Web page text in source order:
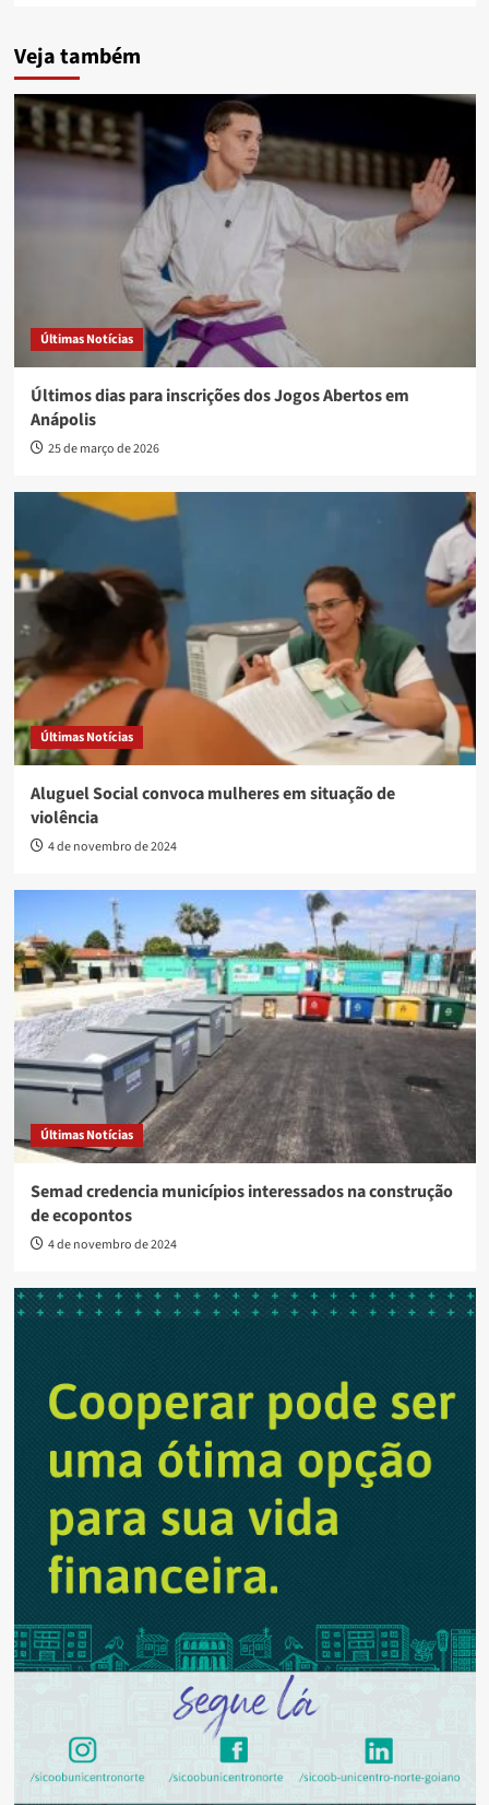
Veja também
Últimas Notícias
Últimos dias para inscrições dos Jogos Abertos em
Anápolis
25 de março de 2026
Últimas Notícias
Aluguel Social convoca mulheres em situação de
violência
4 de novembro de 2024
Últimas Notícias
Semad credencia municípios interessados na construção
de ecopontos
4 de novembro de 2024